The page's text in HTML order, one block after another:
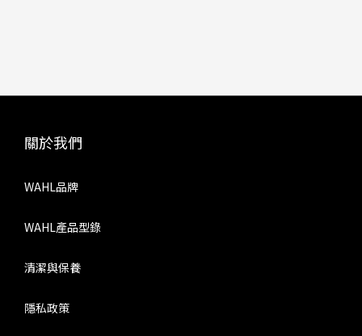
關於我們
WAHL品牌
WAHL產品型錄
清潔與保養
隱私政策